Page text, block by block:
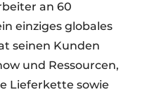
an 60
einziges globales
seinen Kunden
und Ressourcen,
Lieferkette sowie